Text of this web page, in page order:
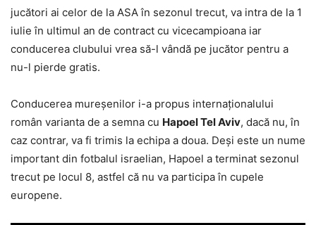
jucători ai celor de la ASA în sezonul trecut, va intra de la 1
iulie în ultimul an de contract cu vicecampioana iar
conducerea clubului vrea să-l vândă pe jucător pentru a
nu-l pierde gratis.
Conducerea mureșenilor i-a propus internaționalului
român varianta de a semna cu Hapoel Tel Aviv, dacă nu, în
caz contrar, va fi trimis la echipa a doua. Deși este un nume
important din fotbalul israelian, Hapoel a terminat sezonul
trecut pe locul 8, astfel că nu va participa în cupele
europene.